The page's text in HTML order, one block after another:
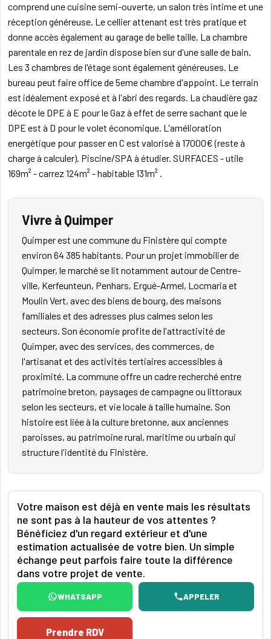
comprend une cuisine semi-ouverte, un salon très intime et une
réception généreuse. Le cellier attenant est très pratique et
donne accès également au garage de belle taille. La chambre
parentale en rez de jardin dispose bien sur d'une salle de bain.
Les 3 chambres de l'étage sont également généreuses. Le
bureau peut faire office de 5eme chambre d'appoint. Le terrain
est idéalement exposé et à l'abri des regards. La chaudière gaz
décote le DPE à E pour le Gaz à effet de serre sachant que le
DPE est à D pour le volet économique. L'amélioration
energétique pour passer en C est valorisé à 17000€ (reste à
charge à calculer). Piscine/SPA à étudier. SURFACES - utile
169m² - carrez 124m² - habitable 131m² .
Vivre à Quimper
Quimper est une commune du Finistère qui compte
environ 64 385 habitants. Pour un projet immobilier de
Quimper, le marché se lit notamment autour de Centre-
ville, Kerfeunteun, Penhars, Ergué-Armel, Locmaria et
Moulin Vert, avec des biens de bourg, des maisons
familiales et des adresses plus calmes selon les
secteurs. Son économie profite de l'attractivité de
Quimper, avec des services, des commerces, de
l'artisanat et des activités tertiaires accessibles à
proximité. La commune offre un cadre recherché entre
patrimoine breton, paysages de campagne ou littoraux
selon les secteurs, et vie locale à taille humaine. Son
histoire est liée à la culture bretonne, aux anciennes
paroisses, au patrimoine rural, maritime ou urbain qui
structure l'identité du Finistère.
Votre maison est déjà en vente mais les résultats
ne sont pas à la hauteur de vos attentes ?
Bénéficiez d'un regard extérieur et d'une
estimation actualisée de votre bien. Un simple
échange peut parfois faire toute la différence
dans votre projet de vente.
WHATSAPP APPELER
Prendre RDV